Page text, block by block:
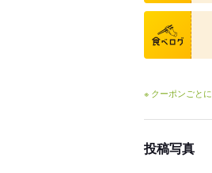
クー
※ クーポンごと
投稿写真